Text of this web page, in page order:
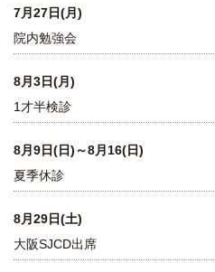
7月27日(月)
院内勉強会
8月3日(月)
1才半検診
8月9日(日)～8月16(日)
夏季休診
8月29日(土)
大阪SJCD出席